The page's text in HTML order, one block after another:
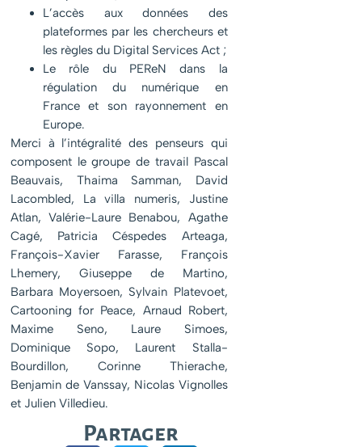
L’accès aux données des
plateformes par les chercheurs et
les règles du Digital Services Act ;
Le rôle du PEReN dans la
régulation du numérique en
France et son rayonnement en
Europe.
Merci à l’intégralité des penseurs qui
composent le groupe de travail Pascal
Beauvais, Thaima Samman, David
Lacombled, La villa numeris, Justine
Atlan, Valérie-Laure Benabou, Agathe
Cagé, Patricia Céspedes Arteaga,
François-Xavier Farasse, François
Lhemery, Giuseppe de Martino,
Barbara Moyersoen, Sylvain Platevoet,
Cartooning for Peace, Arnaud Robert,
Maxime Seno, Laure Simoes,
Dominique Sopo, Laurent Stalla-
Bourdillon, Corinne Thierache,
Benjamin de Vanssay, Nicolas Vignolles
et Julien Villedieu.
Partager